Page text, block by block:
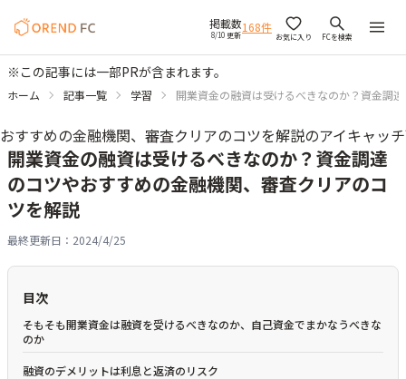
掲載数
8/10 更新 168件
お気に入り FCを検索
※この記事には一部PRが含まれます。
ホーム 記事一覧 学習 開業資金の融資は受けるべきなのか？資金調
開業資金の融資は受けるべきなのか？資金調達
のコツやおすすめの金融機関、審査クリアのコ
ツを解説
最終更新日： 2024/4/25
目次
そもそも開業資金は融資を受けるべきなのか、自己資金でまかなうべきな
のか
融資のデメリットは利息と返済のリスク